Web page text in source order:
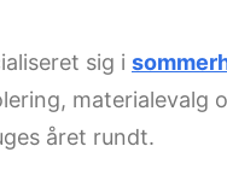
sig i
materialevalg
året rundt.